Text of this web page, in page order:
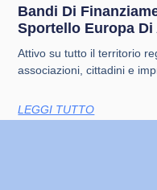
Bandi Di
Sportello Europa Di
Attivo su tutto il territorio
associazioni, cittadini e
LEGGI TUTTO